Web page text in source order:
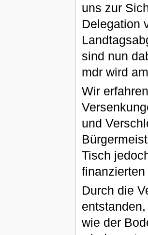
uns zur
Delegation
sind nun
mdr wird
Wir
und
Tisch
Durch die
wie der